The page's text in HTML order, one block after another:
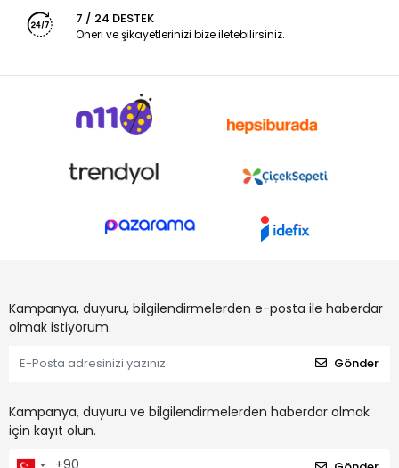
7 / 24 DESTEK
Öneri ve şikayetlerinizi bize iletebilirsiniz.
Kampanya, duyuru, bilgilendirmelerden e-posta ile haberdar
olmak istiyorum.
Gönder
Kampanya, duyuru ve bilgilendirmelerden haberdar olmak
için kayıt olun.